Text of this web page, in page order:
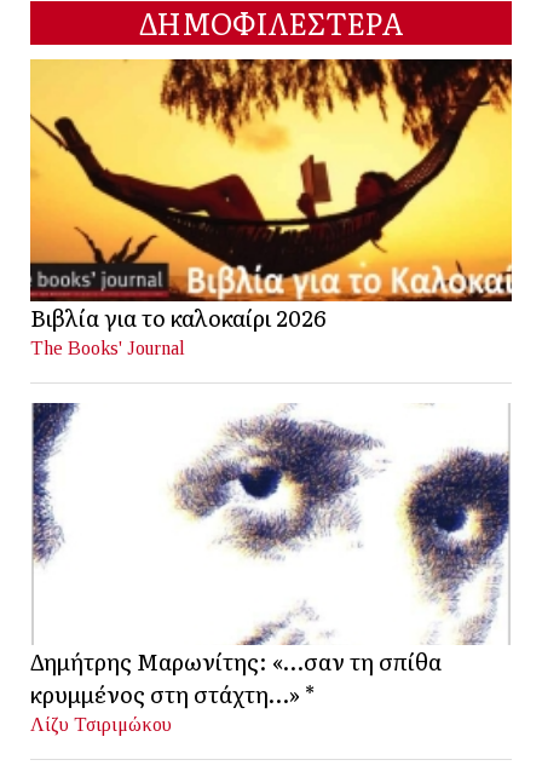
ΔΗΜΟΦΙΛΕΣΤΕΡΑ
Βιβλία για το καλοκαίρι 2026
The Books' Journal
Δημήτρης Μαρωνίτης: «…σαν τη σπίθα
κρυμμένος στη στάχτη…» *
Λίζυ Τσιριμώκου